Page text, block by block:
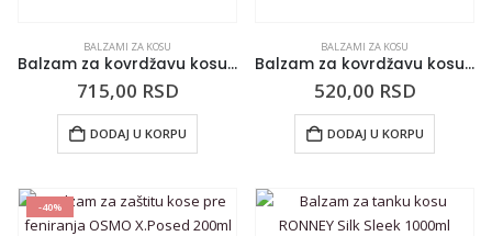
BALZAMI ZA KOSU
Balzam za kovrdžavu kosu BARWA Five Herbs 180ml
715,00 RSD
DODAJ U KORPU
BALZAMI ZA KOSU
Balzam za kovrdžavu kosu BARWA grožđe 200ml
520,00 RSD
DODAJ U KORPU
-40%